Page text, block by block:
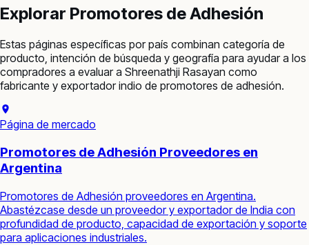
Explorar Promotores de Adhesión
Estas páginas específicas por país combinan categoría de
producto, intención de búsqueda y geografía para ayudar a los
compradores a evaluar a Shreenathji Rasayan como
fabricante y exportador indio de promotores de adhesión.
Página de mercado
Promotores de Adhesión Proveedores en
Argentina
Promotores de Adhesión proveedores en Argentina.
Abastézcase desde un proveedor y exportador de India con
profundidad de producto, capacidad de exportación y soporte
para aplicaciones industriales.